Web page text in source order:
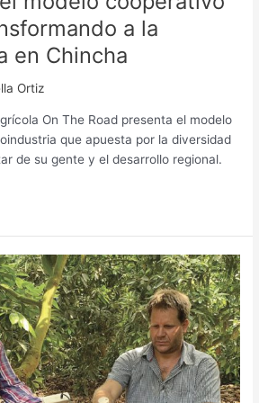
a la
en Chincha
Ortiz
On The Road presenta el modelo
que apuesta por la diversidad
de su gente y el desarrollo regional.